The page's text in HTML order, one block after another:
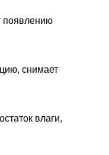
появлению
снимает
влаги,